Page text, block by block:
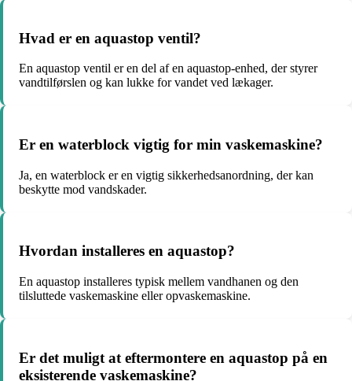
Hvad er en aquastop ventil?
En aquastop ventil er en del af en aquastop-enhed, der styrer
vandtilførslen og kan lukke for vandet ved lækager.
Er en waterblock vigtig for min vaskemaskine?
Ja, en waterblock er en vigtig sikkerhedsanordning, der kan
beskytte mod vandskader.
Hvordan installeres en aquastop?
En aquastop installeres typisk mellem vandhanen og den
tilsluttede vaskemaskine eller opvaskemaskine.
Er det muligt at eftermontere en aquastop på en
eksisterende vaskemaskine?